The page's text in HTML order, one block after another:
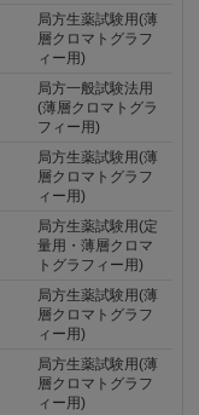
局方生薬試験用(薄
層クロマトグラフ
ィー用)
局方一般試験法用
(薄層クロマトグラ
フィー用)
局方生薬試験用(薄
層クロマトグラフ
ィー用)
局方生薬試験用(定
量用・薄層クロマ
トグラフィー用)
局方生薬試験用(薄
層クロマトグラフ
ィー用)
局方生薬試験用(薄
層クロマトグラフ
ィー用)